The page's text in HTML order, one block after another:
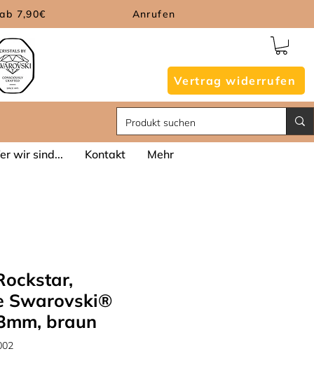
Vertrag widerrufen
7,90€ Anrufen
wir sind... Kontakt Mehr
Swarovski®
braun